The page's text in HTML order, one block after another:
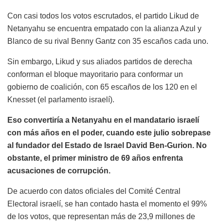
Con casi todos los votos escrutados, el partido Likud de
Netanyahu se encuentra empatado con la alianza Azul y
Blanco de su rival Benny Gantz con 35 escaños cada uno.
Sin embargo, Likud y sus aliados partidos de derecha
conforman el bloque mayoritario para conformar un
gobierno de coalición, con 65 escaños de los 120 en el
Knesset (el parlamento israelí).
Eso convertiría a Netanyahu en el mandatario israelí
con más años en el poder, cuando este julio sobrepase
al fundador del Estado de Israel David Ben-Gurion. No
obstante, el primer ministro de 69 años enfrenta
acusaciones de corrupción.
De acuerdo con datos oficiales del Comité Central
Electoral israelí, se han contado hasta el momento el 99%
de los votos, que representan más de 23,9 millones de